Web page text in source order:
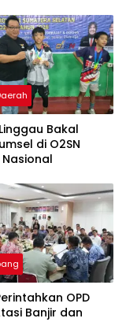
Bakal
di O2SN
OPD
Banjir dan